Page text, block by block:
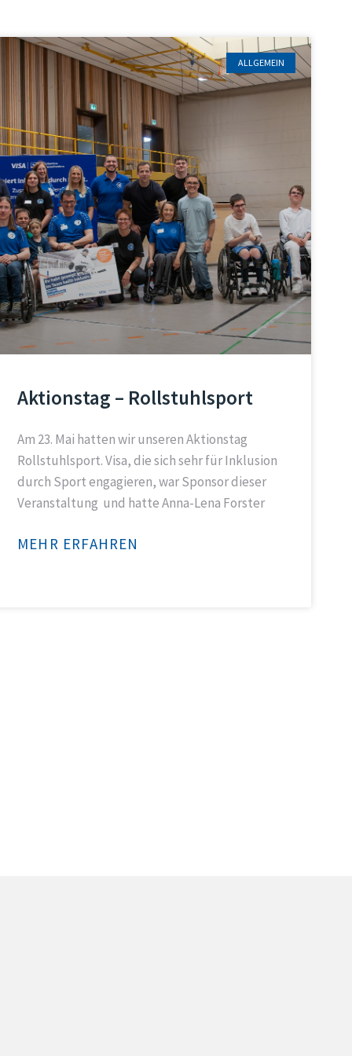
ALLGEMEIN
Aktionstag – Rollstuhlsport
Am 23. Mai hatten wir unseren Aktionstag
Rollstuhlsport. Visa, die sich sehr für Inklusion
durch Sport engagieren, war Sponsor dieser
Veranstaltung und hatte Anna-Lena Forster
MEHR ERFAHREN